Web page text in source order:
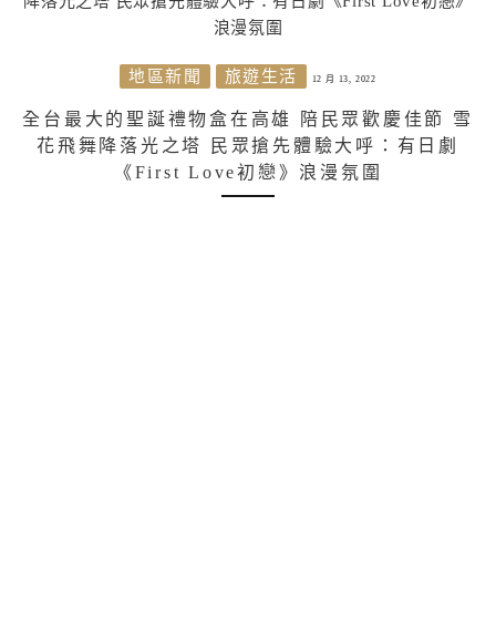
地區新聞 旅遊生活 12 月 13, 2022
全台最大的聖誕禮物盒在高雄 陪民眾歡慶佳節 雪
花飛舞降落光之塔 民眾搶先體驗大呼：有日劇
《First Love初戀》浪漫氛圍